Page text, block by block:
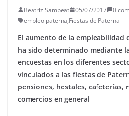
Beatriz Sambeat 05/07/2017
0
empleo paterna,Fiestas de Paterna
El aumento de la empleabilidad
ha sido determinado mediante
encuestas en los diferentes
vinculados a las fiestas de
pensiones, hostales, cafeterías,
comercios en general